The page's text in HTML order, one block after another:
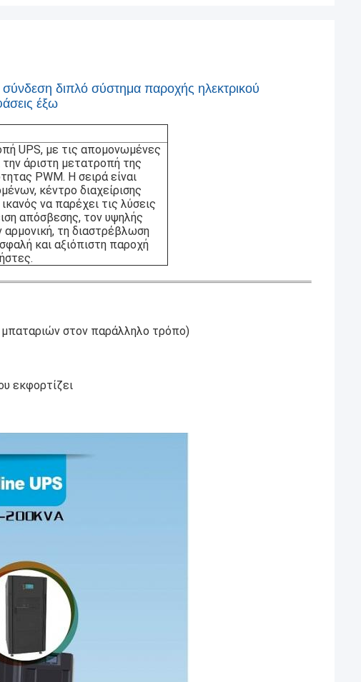
διπλό σύστημα παροχής ηλεκτρικού
έξω
UPS, με τις απομονωμένες
άριστη μετατροπή της
PWM. Η σειρά είναι
κέντρο διαχείρισης
να παρέχει τις λύσεις
απόσβεσης, τον υψηλής
τη διαστρέβλωση
και αξιόπιστη παροχή
στον παράλληλο τρόπο)
εκφορτίζει